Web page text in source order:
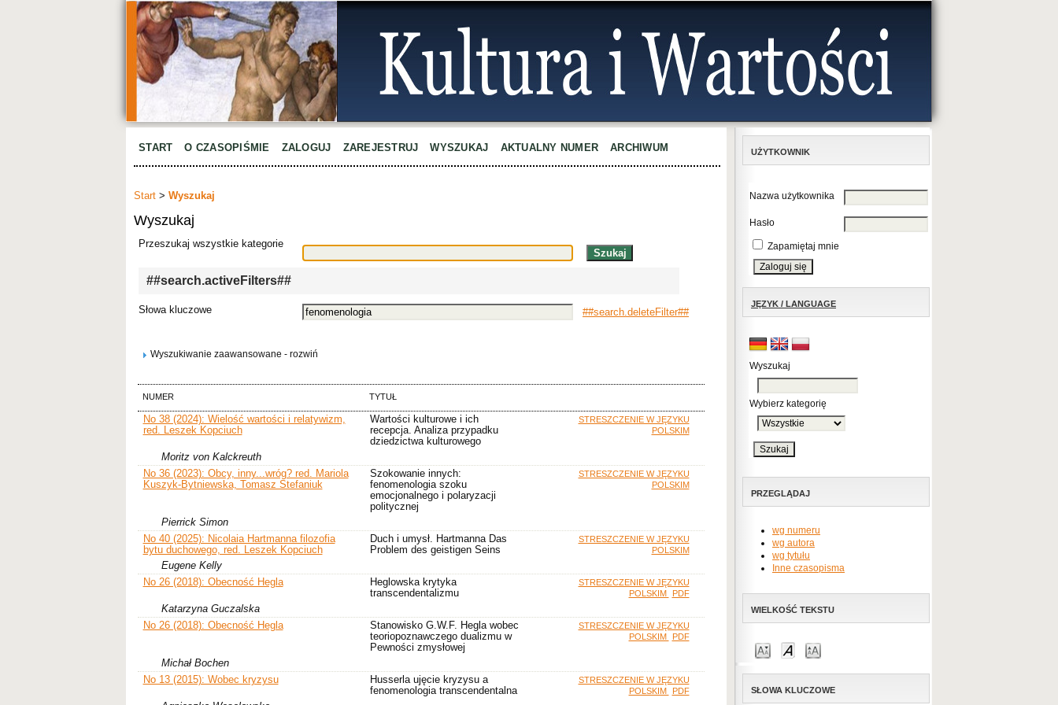
UŻYTKOWNIK
Nazwa użytkownika
Hasło
Zapamiętaj mnie
JĘZYK / LANGUAGE
Wyszukaj
Wybierz kategorię
PRZEGLĄDAJ
wg numeru
wg autora
wg tytułu
Inne czasopisma
WIELKOŚĆ TEKSTU
SŁOWA KLUCZOWE
START O CZASOPIŚMIE ZALOGUJ ZAREJESTRUJ WYSZUKAJ AKTUALNY NUMER ARCHIWUM
Start > Wyszukaj
Wyszukaj
Przeszukaj wszystkie kategorie
##search.activeFilters##
Słowa kluczowe ##search.deleteFilter##
Wyszukiwanie zaawansowane - rozwiń
NUMER TYTUŁ
No 38 (2024): Wielość wartości i relatywizm,
red. Leszek Kopciuch
Wartości kulturowe i ich
recepcja. Analiza przypadku
dziedzictwa kulturowego
STRESZCZENIE W JĘZYKU
POLSKIM
Moritz von Kalckreuth
No 36 (2023): Obcy, inny...wróg? red. Mariola
Kuszyk-Bytniewska, Tomasz Stefaniuk
Szokowanie innych:
fenomenologia szoku
emocjonalnego i polaryzacji
politycznej
STRESZCZENIE W JĘZYKU
POLSKIM
Pierrick Simon
No 40 (2025): Nicolaia Hartmanna filozofia
bytu duchowego, red. Leszek Kopciuch
Duch i umysł. Hartmanna Das
Problem des geistigen Seins
STRESZCZENIE W JĘZYKU
POLSKIM
Eugene Kelly
No 26 (2018): Obecność Hegla
Heglowska krytyka
transcendentalizmu
STRESZCZENIE W JĘZYKU
POLSKIM
PDF
Katarzyna Guczalska
No 26 (2018): Obecność Hegla
Stanowisko G.W.F. Hegla wobec
teoriopoznawczego dualizmu w
Pewności zmysłowej
STRESZCZENIE W JĘZYKU
POLSKIM
PDF
Michał Bochen
No 13 (2015): Wobec kryzysu
Husserla ujęcie kryzysu a
fenomenologia transcendentalna
STRESZCZENIE W JĘZYKU
POLSKIM
PDF